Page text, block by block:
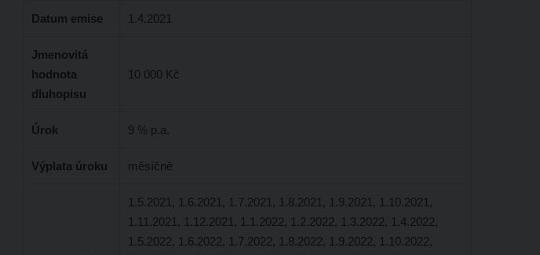
Datum emise 1.4.2021
Jmenovitá
hodnota
dluhopisu
10 000 Kč
Úrok 9 % p.a.
Výplata úroku měsíčně
1.5.2021, 1.6.2021, 1.7.2021, 1.8.2021, 1.9.2021, 1.10.2021,
1.11.2021, 1.12.2021, 1.1.2022, 1.2.2022, 1.3.2022, 1.4.2022,
1.5.2022, 1.6.2022, 1.7.2022, 1.8.2022, 1.9.2022, 1.10.2022,